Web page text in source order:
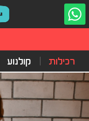
רכילות קולנוע